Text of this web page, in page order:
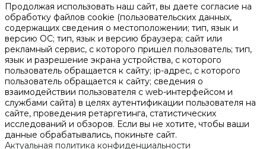
Продолжая использовать наш сайт, вы даете согласие на
обработку файлов cookie (пользовательских данных,
содержащих сведения о местоположении; тип, язык и
версию ОС; тип, язык и версию браузера; сайт или
рекламный сервис, с которого пришел пользователь; тип,
язык и разрешение экрана устройства, с которого
пользователь обращается к сайту; ip-адрес, с которого
пользователь обращается к сайту; сведения о
взаимодействии пользователя с web-интерфейсом и
службами сайта) в целях аутентификации пользователя на
сайте, проведения ретаргетинга, статистических
исследований и обзоров. Если вы не хотите, чтобы ваши
данные обрабатывались, покиньте сайт.
Актуальная политика конфиденциальности